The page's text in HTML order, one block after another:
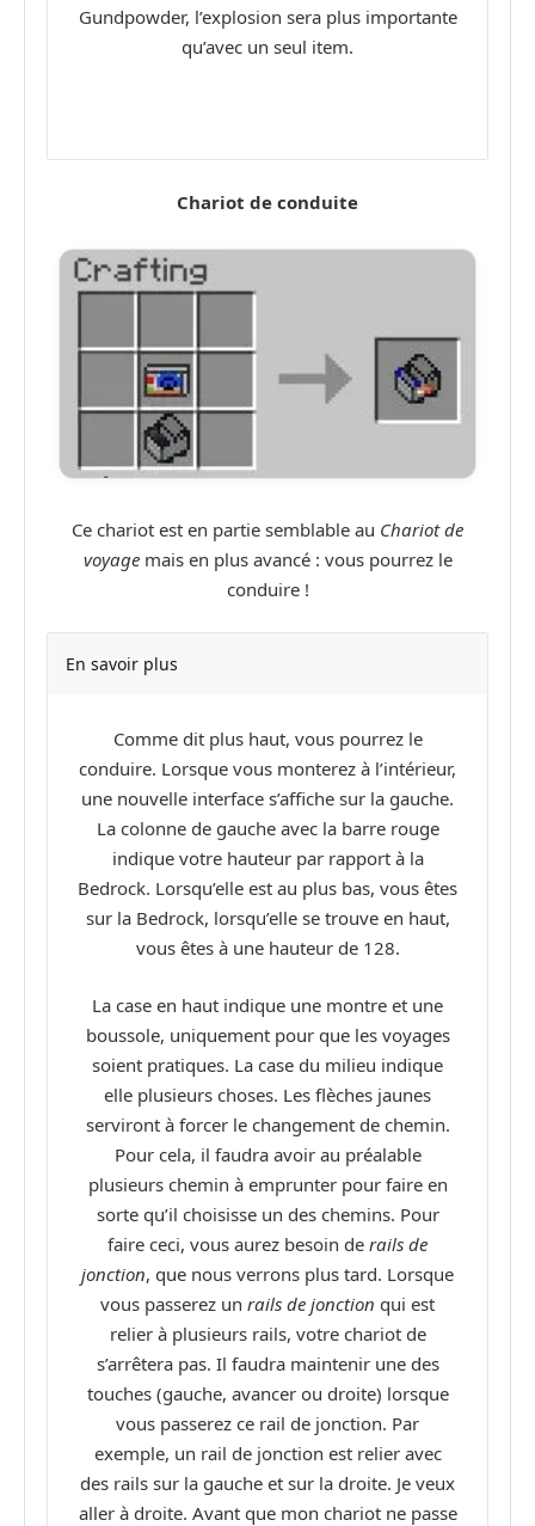
Gundpowder, l’explosion sera plus importante
qu’avec un seul item.
Chariot de conduite
Ce chariot est en partie semblable au Chariot de
voyagemais en plus avancé : vous pourrez le
conduire !
En savoir plus
Comme dit plus haut, vous pourrez le
conduire. Lorsque vous monterez à l’intérieur,
une nouvelle interface s’affiche sur la gauche.
La colonne de gauche avec la barre rouge
indique votre hauteur par rapport à la
Bedrock. Lorsqu’elle est au plus bas, vous êtes
sur la Bedrock, lorsqu’elle se trouve en haut,
vous êtes à une hauteur de 128.
La case en haut indique une montre et une
boussole, uniquement pour que les voyages
soient pratiques. La case du milieu indique
elle plusieurs choses. Les flèches jaunes
serviront à forcer le changement de chemin.
Pour cela, il faudra avoir au préalable
plusieurs chemin à emprunter pour faire en
sorte qu’il choisisse un des chemins. Pour
faire ceci, vous aurez besoin de rails de
jonction, que nous verrons plus tard. Lorsque
vous passerez un rails de jonction qui est
relier à plusieurs rails, votre chariot de
s’arrêtera pas. Il faudra maintenir une des
touches (gauche, avancer ou droite) lorsque
vous passerez ce rail de jonction. Par
exemple, un rail de jonction est relier avec
des rails sur la gauche et sur la droite. Je veux
aller à droite. Avant que mon chariot ne passe